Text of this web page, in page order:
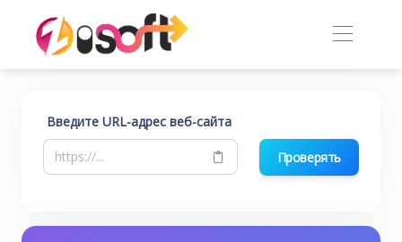
Введите URL-адрес веб-сайта
Проверять